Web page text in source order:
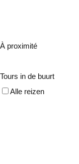
À proximité
Tours in de buurt
Alle reizen